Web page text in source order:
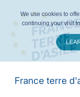
France terre
We use cookies to
continuing your visit